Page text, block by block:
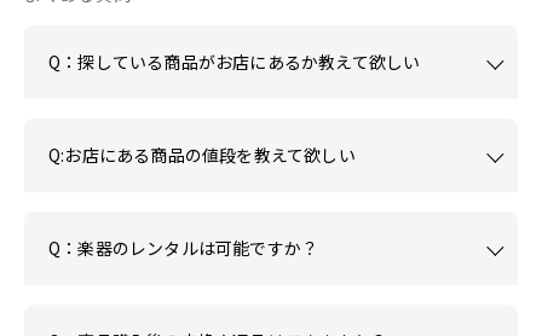
Q：探している商品がお店にあるか教えて欲しい
Q:お店にある商品の値段を教えて欲しい
Q：楽器のレンタルは可能ですか？